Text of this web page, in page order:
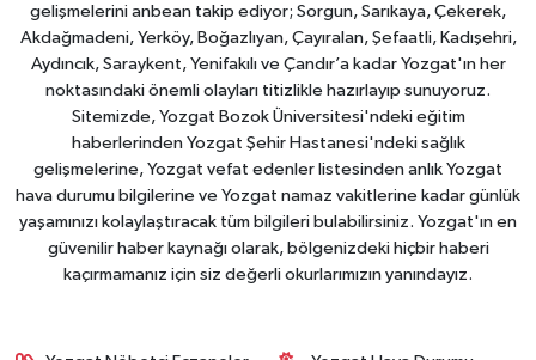
gelişmelerini anbean takip ediyor; Sorgun, Sarıkaya, Çekerek,
Akdağmadeni, Yerköy, Boğazlıyan, Çayıralan, Şefaatli, Kadışehri,
Aydıncık, Saraykent, Yenifakılı ve Çandır’a kadar Yozgat'ın her
noktasındaki önemli olayları titizlikle hazırlayıp sunuyoruz.
Sitemizde, Yozgat Bozok Üniversitesi'ndeki eğitim
haberlerinden Yozgat Şehir Hastanesi'ndeki sağlık
gelişmelerine, Yozgat vefat edenler listesinden anlık Yozgat
hava durumu bilgilerine ve Yozgat namaz vakitlerine kadar günlük
yaşamınızı kolaylaştıracak tüm bilgileri bulabilirsiniz. Yozgat'ın en
güvenilir haber kaynağı olarak, bölgenizdeki hiçbir haberi
kaçırmamanız için siz değerli okurlarımızın yanındayız.